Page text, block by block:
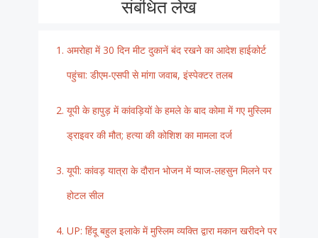
संबंधित लेख
अमरोहा में 30 दिन मीट दुकानें बंद रखने का आदेश हाईकोर्ट
पहुंचा: डीएम-एसपी से मांगा जवाब, इंस्पेक्टर तलब
यूपी के हापुड़ में कांवड़ियों के हमले के बाद कोमा में गए मुस्लिम
ड्राइवर की मौत; हत्या की कोशिश का मामला दर्ज
यूपी: कांवड़ यात्रा के दौरान भोजन में प्याज-लहसुन मिलने पर
होटल सील
UP: हिंदू बहुल इलाके में मुस्लिम व्यक्ति द्वारा मकान खरीदने पर